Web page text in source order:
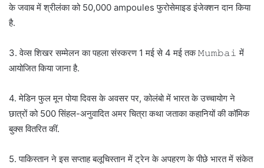
के जवाब में श्रीलंका को 50,000 ampoules फुरोसेमाइड इंजेक्शन दान किया
है.
3. वेव्स शिखर सम्मेलन का पहला संस्करण 1 मई से 4 मई तक 𝙼𝚞𝚖𝚋𝚊𝚒 में
आयोजित किया जाना है.
4. मेडिन फुल मून पोया दिवस के अवसर पर, कोलंबो में भारत के उच्चायोग ने
छात्रों को 500 सिंहल-अनुवादित अमर चित्रा कथा जताका कहानियों की कॉमिक
बुक्स वितरित कीं.
5. पाकिस्तान ने इस सप्ताह बलूचिस्तान में ट्रेन के अपहरण के पीछे भारत में संकेत